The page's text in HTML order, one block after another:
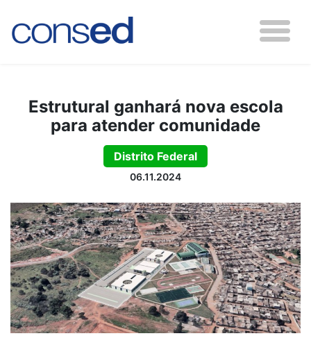
Estrutural ganhará nova escola
para atender comunidade
Distrito Federal
06.11.2024